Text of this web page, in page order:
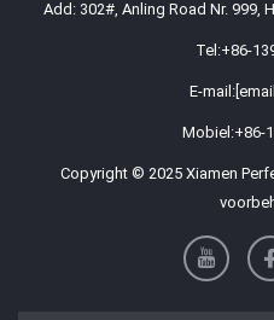
Add: 302#, Anling Road Nr. 999,
Tel:+86-
E-mail:
Mobiel:+86-
Copyright © 2025 Xiamen